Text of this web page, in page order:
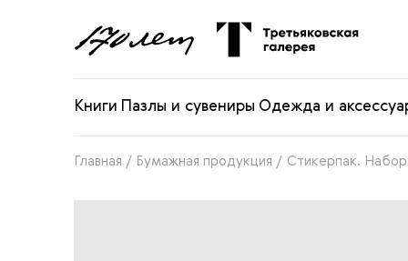
Книги Пазлы и сувениры Одежда и
Главная / Бумажная продукция / Стикерпак.